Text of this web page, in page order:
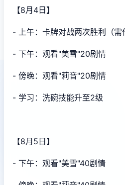
【8月4日】
- 上午：卡牌对战两次胜利（需
- 下午：观看"美雪"20剧情
- 傍晚：观看"莉音"20剧情
- 学习：洗碗技能升至2级
【8月5日】
- 下午：观看"美雪"40剧情